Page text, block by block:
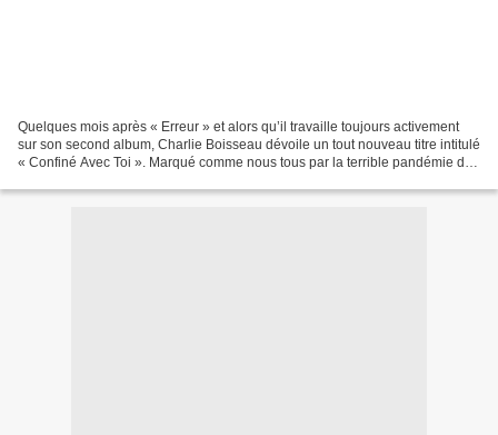
Quelques mois après « Erreur » et alors qu’il travaille toujours activement
sur son second album, Charlie Boisseau dévoile un tout nouveau titre intitulé
« Confiné Avec Toi ». Marqué comme nous tous par la terrible pandémie de